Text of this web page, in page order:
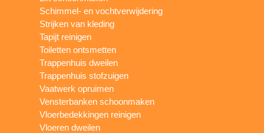
Schimmel- en vochtverwijdering
Strijken van kleding
Tapijt reinigen
Toiletten ontsmetten
Trappenhuis dweilen
Trappenhuis stofzuigen
Vaatwerk opruimen
Vensterbanken schoonmaken
Vloerbedekkingen reinigen
Vloeren dweilen